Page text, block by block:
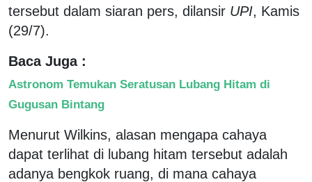
tersebut dalam siaran pers, dilansir UPI, Kamis
(29/7).
Baca Juga :
Astronom Temukan Seratusan Lubang Hitam di
Gugusan Bintang
Menurut Wilkins, alasan mengapa cahaya
dapat terlihat di lubang hitam tersebut adalah
adanya bengkok ruang, di mana cahaya